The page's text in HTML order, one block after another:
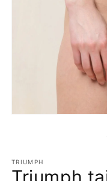
TRIUMPH
Triumph